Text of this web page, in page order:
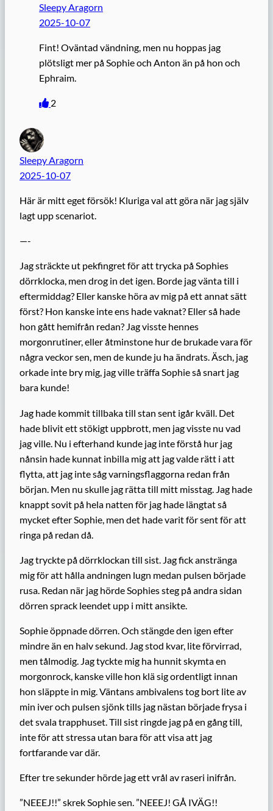
Sleepy Aragorn
2025-10-07
Fint! Oväntad vändning, men nu hoppas jag
plötsligt mer på Sophie och Anton än på hon och
Ephraim.
2
Sleepy Aragorn
2025-10-07
Här är mitt eget försök! Kluriga val att göra när jag själv
lagt upp scenariot.
—-
Jag sträckte ut pekfingret för att trycka på Sophies
dörrklocka, men drog in det igen. Borde jag vänta till i
eftermiddag? Eller kanske höra av mig på ett annat sätt
först? Hon kanske inte ens hade vaknat? Eller så hade
hon gått hemifrån redan? Jag visste hennes
morgonrutiner, eller åtminstone hur de brukade vara för
några veckor sen, men de kunde ju ha ändrats. Äsch, jag
orkade inte bry mig, jag ville träffa Sophie så snart jag
bara kunde!
Jag hade kommit tillbaka till stan sent igår kväll. Det
hade blivit ett stökigt uppbrott, men jag visste nu vad
jag ville. Nu i efterhand kunde jag inte förstå hur jag
nånsin hade kunnat inbilla mig att jag valde rätt i att
flytta, att jag inte såg varningsflaggorna redan från
början. Men nu skulle jag rätta till mitt misstag. Jag hade
knappt sovit på hela natten för jag hade längtat så
mycket efter Sophie, men det hade varit för sent för att
ringa på redan då.
Jag tryckte på dörrklockan till sist. Jag fick anstränga
mig för att hålla andningen lugn medan pulsen började
rusa. Redan när jag hörde Sophies steg på andra sidan
dörren sprack leendet upp i mitt ansikte.
Sophie öppnade dörren. Och stängde den igen efter
mindre än en halv sekund. Jag stod kvar, lite förvirrad,
men tålmodig. Jag tyckte mig ha hunnit skymta en
morgonrock, kanske ville hon klä sig ordentligt innan
hon släppte in mig. Väntans ambivalens tog bort lite av
min iver och pulsen sjönk tills jag nästan började frysa i
det svala trapphuset. Till sist ringde jag på en gång till,
inte för att stressa utan bara för att visa att jag
fortfarande var där.
Efter tre sekunder hörde jag ett vrål av raseri inifrån.
”NEEEJ!!” skrek Sophie sen. ”NEEEJ! GÅ IVÄG!!